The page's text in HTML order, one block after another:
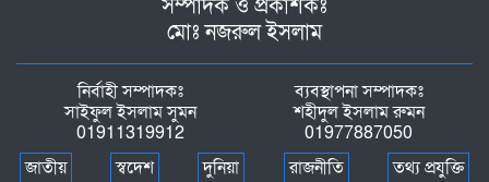
বান্দরবান লালব্রিজ এলাকায় বালির ডাম্পার ট্রাক
উল্টে চালক নিহত
কুমিল্লা মুরাদনগর মাদক বিক্রির সময় বাবা ছেলে
আটক
সম্পাদক ও প্রকাশকঃ
মোঃ নজরুল ইসলাম
নির্বাহী সম্পাদকঃ
সাইফুল ইসলাম সুমন
01911319912
ব্যবস্থাপনা সম্পাদকঃ
শহীদুল ইসলাম রুমন
01977887050
জাতীয়
স্বদেশ দুনিয়া রাজনীতি তথ্য প্রযুক্তি